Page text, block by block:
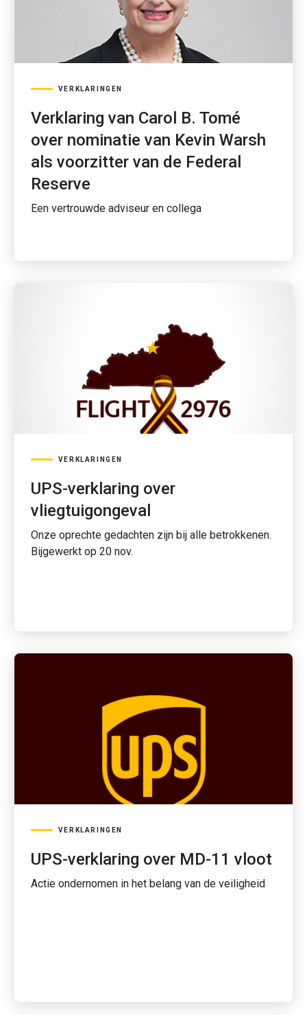
VERKLARINGEN
Verklaring van Carol B. Tomé
over nominatie van Kevin Warsh
als voorzitter van de Federal
Reserve
Een vertrouwde adviseur en collega
VERKLARINGEN
UPS-verklaring over
vliegtuigongeval
Onze oprechte gedachten zijn bij alle betrokkenen.
Bijgewerkt op 20 nov.
VERKLARINGEN
UPS-verklaring over MD-11 vloot
Actie ondernomen in het belang van de veiligheid